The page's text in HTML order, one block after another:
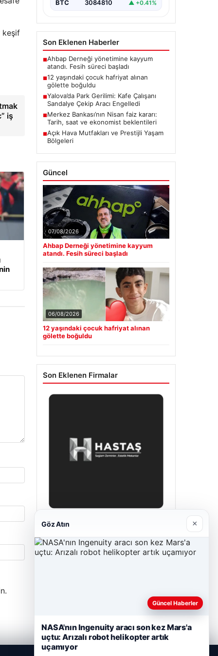
keşif
iş
BTC 3084810 ▲ +0.41%
Son Eklenen Haberler
■Ahbap Derneği yönetimine kayyum
atandı. Fesih süreci başladı
■12 yaşındaki çocuk hafriyat alınan
gölette boğuldu
■Yalova’da Park Gerilimi: Kafe Çalışanı
Sandalye Çekip Aracı Engelledi
■Merkez Bankası’nın Nisan faiz kararı:
Tarih, saat ve ekonomist beklentileri
■Açık Hava Mutfakları ve Prestijli Yaşam
Bölgeleri
Güncel
07/08/2026
Ahbap Derneği yönetimine kayyum
atandı. Fesih süreci başladı
06/08/2026
12 yaşındaki çocuk hafriyat alınan
gölette boğuldu
Son Eklenen Firmalar
Hastaş Beton
26/05/2026
Göz Atın ×
Güncel Haberler
NASA'nın Ingenuity aracı son kez Mars'a
uçtu: Arızalı robot helikopter artık
uçamıyor